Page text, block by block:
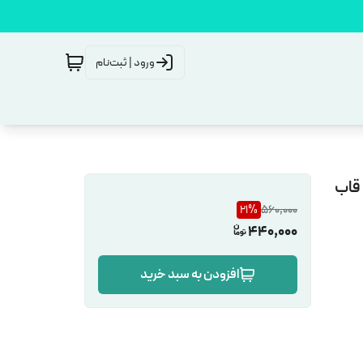
ورود | ثبت‌نام
زیبای شما سایز 2 عدد قاب
560,000
21%
440,000
افزودن به سبد خرید